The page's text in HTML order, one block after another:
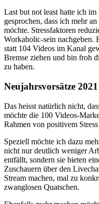
Last but not least hatte ich
gesprochen, dass ich mehr
möchte. Stressfaktoren
Workaholic-sein nachgeben.
statt 104 Videos im Kanal
Bremse ziehen und bin froh
zu haben.
Neujahrsvorsätze 2021
Das heisst natürlich nicht,
möchte die 100 Videos-
Rahmen von positivem
Speziell möchte ich dazu
nicht nur deutlich weniger
entfällt, sondern sie bieten
Zuschauern über den
Stream machen, mal zu
zwanglosen Quatschen.